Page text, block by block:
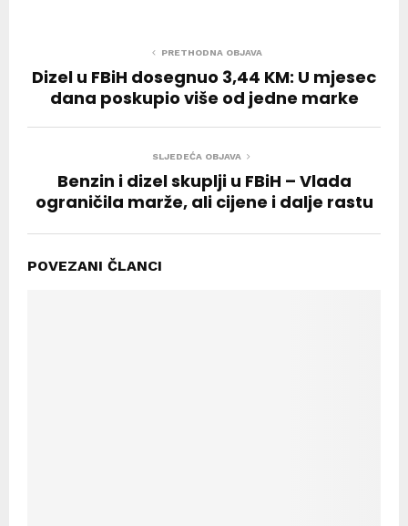
PRETHODNA OBJAVA
Dizel u FBiH dosegnuo 3,44 KM: U mjesec
dana poskupio više od jedne marke
SLJEDEĆA OBJAVA
Benzin i dizel skuplji u FBiH – Vlada
ograničila marže, ali cijene i dalje rastu
POVEZANI ČLANCI